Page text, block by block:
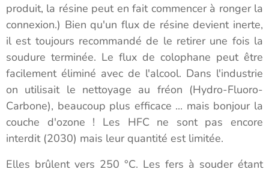
produit, la résine peut en fait commencer à ronger la
connexion.) Bien qu'un flux de résine devient inerte,
il est toujours recommandé de le retirer une fois la
soudure terminée. Le flux de colophane peut être
facilement éliminé avec de l'alcool. Dans l'industrie
on utilisait le nettoyage au fréon (Hydro-Fluoro-
Carbone), beaucoup plus efficace ... mais bonjour la
couche d'ozone ! Les HFC ne sont pas encore
interdit (2030) mais leur quantité est limitée.
Elles brûlent vers 250 °C. Les fers à souder étant